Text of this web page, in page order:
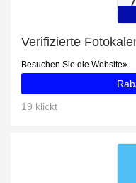
Besuchen Sie die Website
19 klickt